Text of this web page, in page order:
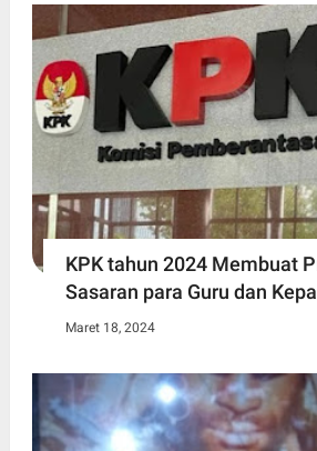
KPK tahun 2024 Membuat
Sasaran para Guru dan
Maret 18, 2024